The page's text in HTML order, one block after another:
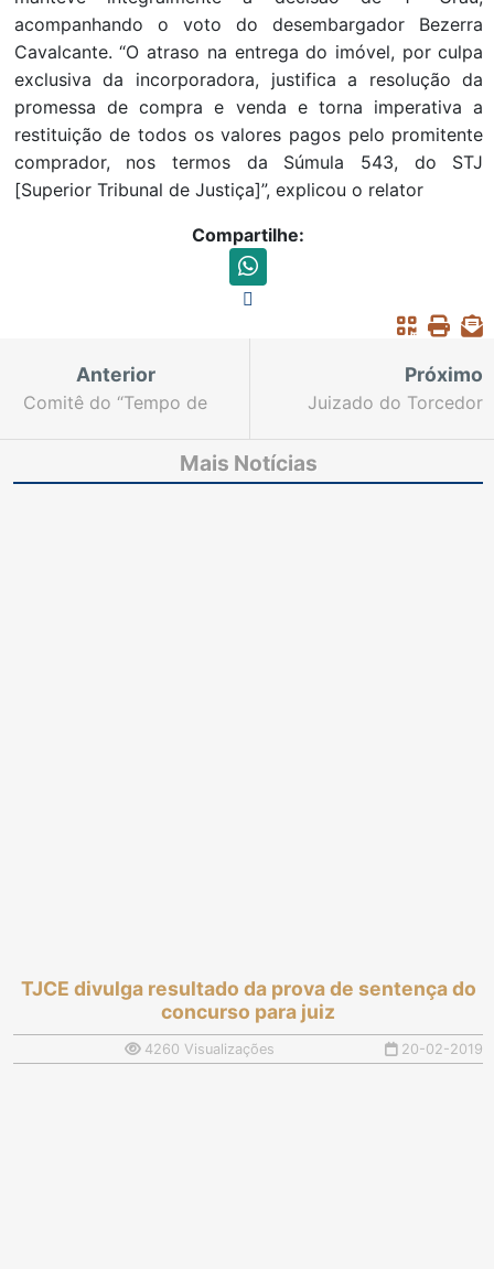
acompanhando o voto do desembargador Bezerra
Cavalcante. “O atraso na entrega do imóvel, por culpa
exclusiva da incorporadora, justifica a resolução da
promessa de compra e venda e torna imperativa a
restituição de todos os valores pagos pelo promitente
comprador, nos termos da Súmula 543, do STJ
[Superior Tribunal de Justiça]”, explicou o relator
Compartilhe:
Anterior
Comitê do “Tempo de
expansão do programa
para região do Cariri
Próximo
Juizado do Torcedor
feira
Mais Notícias
TJCE divulga resultado da prova de sentença do
concurso para juiz
4260 Visualizações 20-02-2019